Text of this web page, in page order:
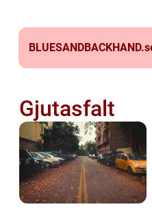
BLUESANDBACKHAND.
Gjutasfalt